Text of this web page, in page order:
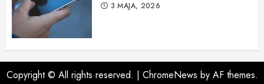
3 MAJA, 2026
Copyright © All rights reserved. | ChromeNews by AF themes.